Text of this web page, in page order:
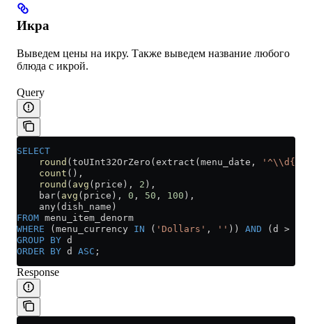
Икра
Выведем цены на икру. Также выведем название любого
блюда с икрой.
Query
SELECT
    round
(toUInt32OrZero(extract(menu_date,
'^\\d{4}'
    count
(),
    round
( avg (price), 2 ),
    bar(
avg (price), 0 , 50 , 100 ),
    any(dish_name)
FROM menu_item_denorm
WHERE (menu_currency IN ( 'Dollars' , '' )) AND (d >
GROUP BY d
ORDER BY d ASC ;
Response